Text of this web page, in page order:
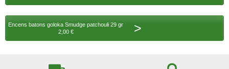
Encens batons goloka Smudge patchouli 29 gr
2,00 €
>